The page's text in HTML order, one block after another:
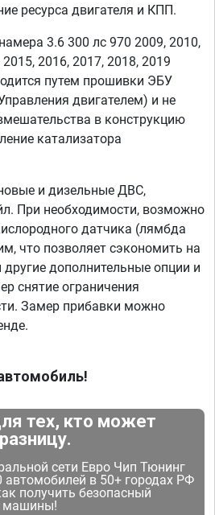
ресурса двигателя и КПП.
3.6 300 лс 970 2009, 2010,
2016, 2017, 2018, 2019
путем прошивки ЭБУ
двигателем) и не
в конструкцию
катализатора
и дизельные ДВС,
При необходимости, возможно
датчика (лямбда
что позволяет сэкономить на
другие дополнительные опции и
снятие ограничения
Замер прибавки можно
тех, кто может
сети Евро Чип Тюнинг
автомобилей в 50+ городах РФ
получить безопасный
машины!